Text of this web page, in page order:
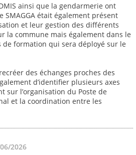
ainsi que la gendarmerie ont
SMAGGA était également présent
et leur gestion des différents
la commune mais également dans le
de formation qui sera déployé sur le
des échanges proches des
d’identifier plusieurs axes
sur l’organisation du Poste de
et la coordination entre les
2026